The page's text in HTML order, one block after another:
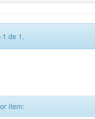
1 de 1.
ítem: